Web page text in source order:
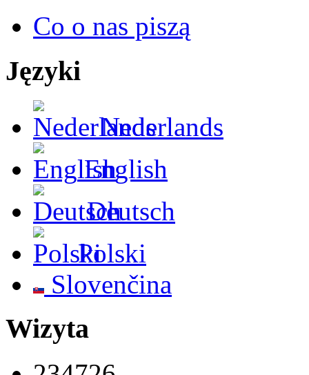
Co o nas piszą
Języki
Nederlands
English
Deutsch
Polski
Slovenčina
Wizyta